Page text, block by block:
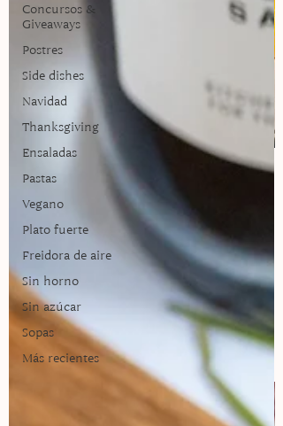
Recetarios
¡La versión saludable de las recetas!
Disfruta de los recetarios de
temporada.
¡Lo necesito!
Concursos &
Giveaways
Postres
Side dishes
Navidad
Thanksgiving
Ensaladas
Pastas
Vegano
Plato fuerte
Freidora de aire
Sin horno
Sin azúcar
Sopas
Más recientes